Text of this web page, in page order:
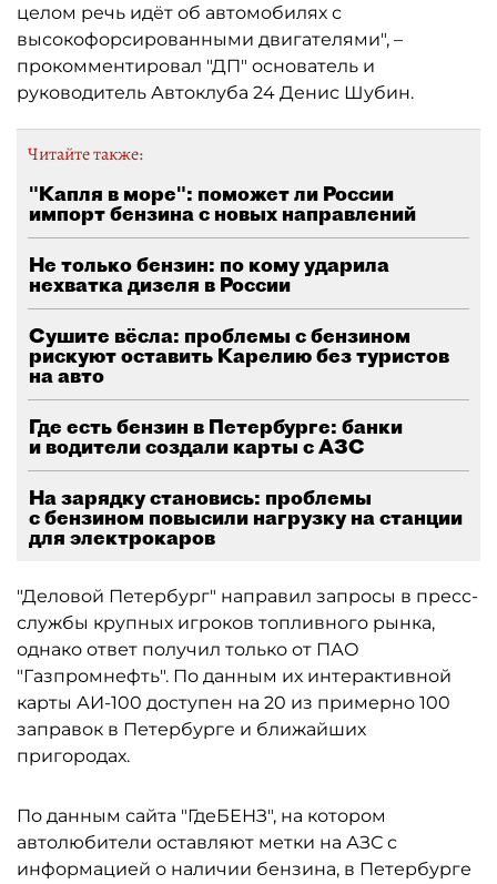
целом речь идёт об автомобилях с
высокофорсированными двигателями", –
прокомментировал "ДП" основатель и
руководитель Автоклуба 24 Денис Шубин.
Читайте также:
"Капля в море": поможет ли России
импорт бензина с новых направлений
Не только бензин: по кому ударила
нехватка дизеля в России
Сушите вёсла: проблемы с бензином
рискуют оставить Карелию без туристов
на авто
Где есть бензин в Петербурге: банки
и водители создали карты с АЗС
На зарядку становись: проблемы
с бензином повысили нагрузку на станции
для электрокаров
"Деловой Петербург" направил запросы в пресс-
службы крупных игроков топливного рынка,
однако ответ получил только от ПАО
"Газпромнефть". По данным их интерактивной
карты АИ-100 доступен на 20 из примерно 100
заправок в Петербурге и ближайших
пригородах.
По данным сайта "ГдеБЕНЗ", на котором
автолюбители оставляют метки на АЗС с
информацией о наличии бензина, в Петербурге